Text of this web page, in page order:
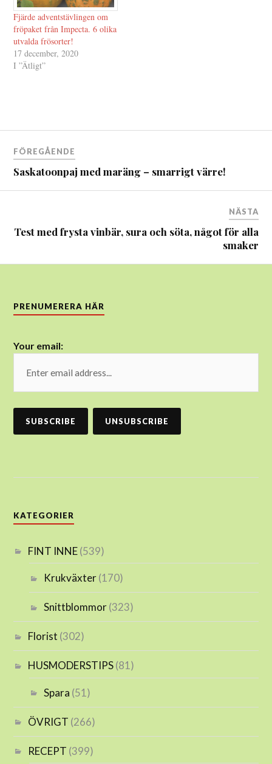
Fjärde adventstävlingen om
fröpaket från Impecta. 6 olika
utvalda frösorter!
17 december, 2020
I ”Ätligt”
Inläggsnavigering
FÖREGÅENDE
Saskatoonpaj med maräng – smarrigt värre!
NÄSTA
Test med frysta vinbär, sura och söta, något för alla
smaker
PRENUMERERA HÄR
Your email:
KATEGORIER
FINT INNE(539)
Krukväxter(170)
Snittblommor(323)
Florist (302)
HUSMODERSTIPS(81)
Spara (51)
ÖVRIGT (266)
RECEPT (399)